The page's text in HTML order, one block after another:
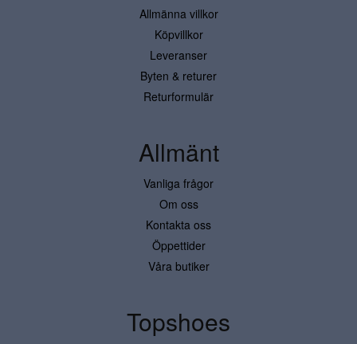
Allmänna villkor
Köpvillkor
Leveranser
Byten & returer
Returformulär
Allmänt
Vanliga frågor
Om oss
Kontakta oss
Öppettider
Våra butiker
Topshoes